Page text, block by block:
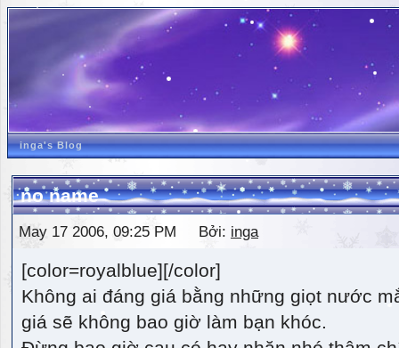
inga's Blog
no name
May 17 2006, 09:25 PM Bởi: inga
[color=royalblue][/color]
Không ai đáng giá bằng những giọt nước
giá sẽ không bao giờ làm bạn khóc.